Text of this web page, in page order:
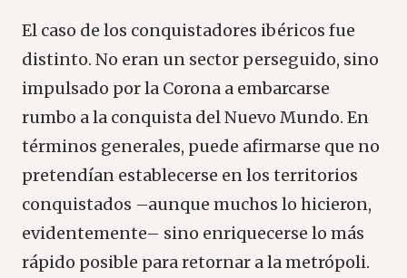
El caso de los conquistadores ibéricos fue
distinto. No eran un sector perseguido, sino
impulsado por la Corona a embarcarse
rumbo a la conquista del Nuevo Mundo. En
términos generales, puede afirmarse que no
pretendían establecerse en los territorios
conquistados –aunque muchos lo hicieron,
evidentemente– sino enriquecerse lo más
rápido posible para retornar a la metrópoli.